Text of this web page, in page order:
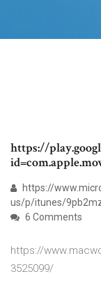
https://
https://
us/p/itunes/
6 Comments
https://
3525099/